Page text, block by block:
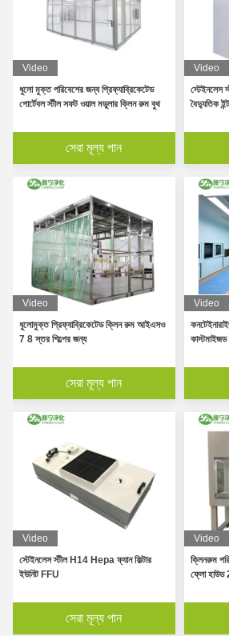
Video
ধুলো মুক্ত পরিবেশের জন্য প্রিফ্যাব্রিকেটেড
পোর্টেবল স্টীল সফট ওয়াল মডুলার ক্লিন রুম বুথ
সেরা মূল্য পান
Video
স্টেইনলেস
বৈদ্যুতিক
Video
ধুলোমুক্ত প্রিফ্যাব্রিকেটেড ক্লিন রুম আইএসও
7 8 স্তর শিল্পের জন্য
সেরা মূল্য পান
Video
কাস্টমাইজড
Video
স্টেইনলেস স্টীল H14 Hepa ফ্যান ফিল্টার
ইউনিট FFU
সেরা মূল্য পান
Video
ক্লিনরুম
ফ্লো
পরিষ্কার ঘরের জন্য দ্রুত শাটার দরজা সহ সম্পূর্ণ